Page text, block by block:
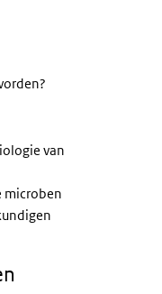
van
microben